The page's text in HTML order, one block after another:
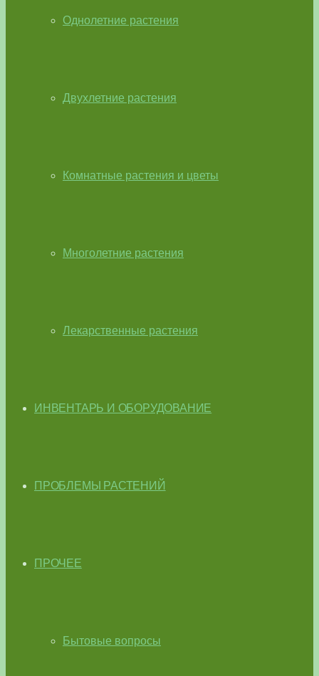
Однолетние растения
Двухлетние растения
Комнатные растения и цветы
Многолетние растения
Лекарственные растения
ИНВЕНТАРЬ И ОБОРУДОВАНИЕ
ПРОБЛЕМЫ РАСТЕНИЙ
ПРОЧЕЕ
Бытовые вопросы